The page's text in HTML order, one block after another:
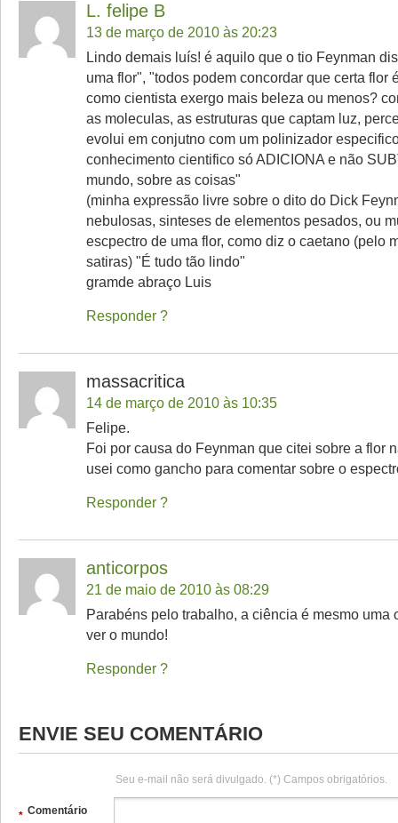
L. felipe B
13 de março de 2010 às 20:23
Lindo demais luís! é aquilo que o tio Feynman
uma flor", "todos podem concordar que certa flor
como cientista exergo mais beleza ou menos?
as moleculas, as estruturas que captam luz,
evolui em conjutno com um polinizador
conhecimento cientifico só ADICIONA e não
mundo, sobre as coisas"
(minha expressão livre sobre o dito do Dick
nebulosas, sinteses de elementos pesados, ou
escpectro de uma flor, como diz o caetano (pelo
satiras) "É tudo tão lindo"
gramde abraço Luis
Responder
massacritica
14 de março de 2010 às 10:35
Felipe.
Foi por causa do Feynman que citei sobre a flor
usei como gancho para comentar sobre o
Responder
anticorpos
21 de maio de 2010 às 08:29
Parabéns pelo trabalho, a ciência é mesmo uma
ver o mundo!
Responder
ENVIE SEU COMENTÁRIO
Seu e-mail não será divulgado. (*) Campos obrigatórios.
Comentário
*